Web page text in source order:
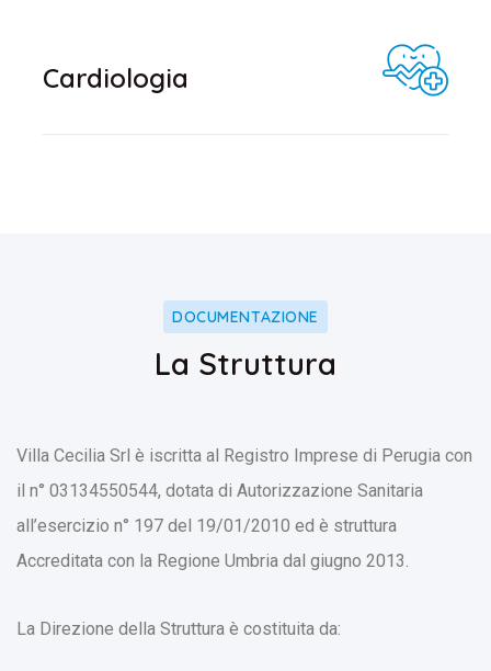
Cardiologia
DOCUMENTAZIONE
La Struttura
Villa Cecilia Srl è iscritta al Registro Imprese di Perugia con
il n° 03134550544, dotata di Autorizzazione Sanitaria
all’esercizio n° 197 del 19/01/2010 ed è struttura
Accreditata con la Regione Umbria dal giugno 2013.
La Direzione della Struttura è costituita da: